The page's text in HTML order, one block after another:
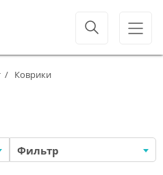
Коврики
Фильтр